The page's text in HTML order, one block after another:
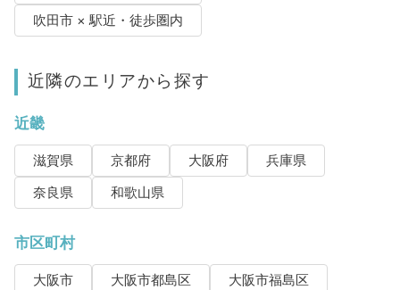
吹田市 × 駅近・徒歩圏内
近隣のエリアから探す
近畿
滋賀県 京都府 大阪府
兵庫県
奈良県
和歌山県
市区町村
大阪市 大阪市都島区
大阪市福島区